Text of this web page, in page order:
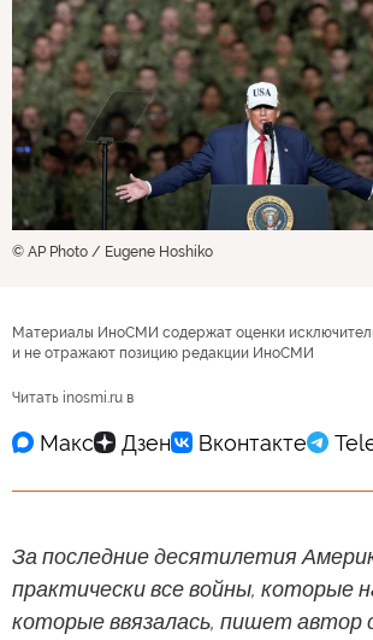
© AP Photo / Eugene Hoshiko
Материалы ИноСМИ содержат оценки
и не отражают позицию редакции ИноСМИ
Читать inosmi.ru в
За последние десятилетия
практически все войны, которые
которые ввязалась, пишет автор